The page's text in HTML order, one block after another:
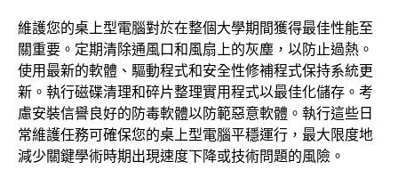
維護您的桌上型電腦對於在整個大學期間獲得最佳性能至
關重要。定期清除通風口和風扇上的灰塵，以防止過熱。
使用最新的軟體、驅動程式和安全性修補程式保持系統更
新。執行磁碟清理和碎片整理實用程式以最佳化儲存。考
慮安裝信譽良好的防毒軟體以防範惡意軟體。執行這些日
常維護任務可確保您的桌上型電腦平穩運行，最大限度地
減少關鍵學術時期出現速度下降或技術問題的風險。